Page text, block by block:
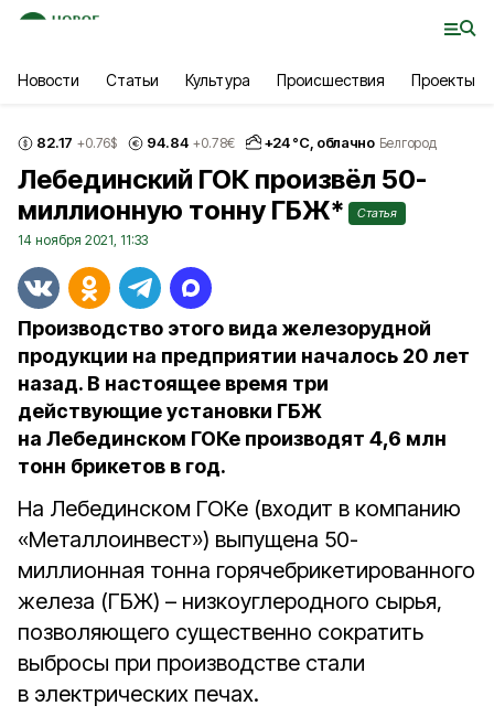
Новости Статьи Культура Происшествия Проекты
82.17 +0.76$ 94.84 +0.78€ +24°С, облачно Белгород
Лебединский ГОК произвёл 50-
миллионную тонну ГБЖ*
Статья
14 ноября 2021, 11:33
Производство этого вида железорудной
продукции на предприятии началось 20 лет
назад. В настоящее время три
действующие установки ГБЖ
на Лебединском ГОКе производят 4,6 млн
тонн брикетов в год.
На Лебединском ГОКе (входит в компанию
«Металлоинвест») выпущена 50-
миллионная тонна горячебрикетированного
железа (ГБЖ) – низкоуглеродного сырья,
позволяющего существенно сократить
выбросы при производстве стали
в электрических печах.